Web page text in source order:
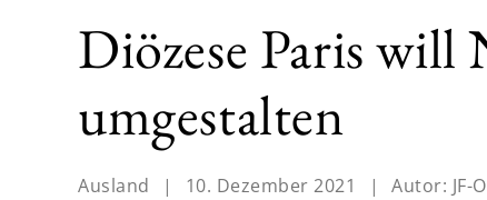
Diözese Paris
umgestalten
Ausland | 10. Dezember 2021 | Autor: JF-